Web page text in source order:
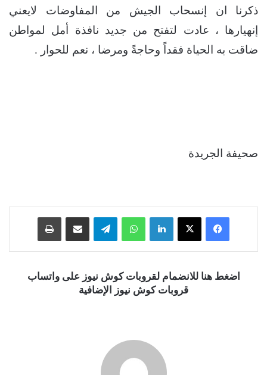
ذكرنا ان إنسحاب الجيش من المفاوضات لايعني
إنهيارها ، عادت لتفتح من جديد نافذة أمل لمواطن
ضاقت به الحياة فقداً وحاجةً ومرضا ، نعم للحوار .
صحيفة الجريدة
فيسبوك ‫X لينكدإن واتساب تيلقرام
اضغط هنا للانضمام لقروبات كوش نيوز على واتساب
قروبات كوش نيوز الإضافية